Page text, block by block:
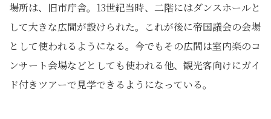
場所は、旧市庁舎。13世紀当時、二階にはダンスホールと
して大きな広間が設けられた。これが後に帝国議会の会場
として使われるようになる。今でもその広間は室内楽のコ
ンサート会場などとしても使われる他、観光客向けにガイ
ド付きツアーで見学できるようになっている。